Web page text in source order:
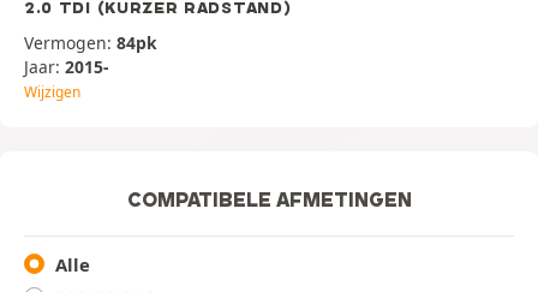
2.0 TDI (KURZER RADSTAND)
Vermogen: 84pk
Jaar: 2015-
Wijzigen
COMPATIBELE AFMETINGEN
Alle